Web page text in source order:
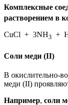
Комплексные
растворением в
CuCl + 3NH3 +
Соли меди (II)
В окислительно-
меди (II)
Например, соли